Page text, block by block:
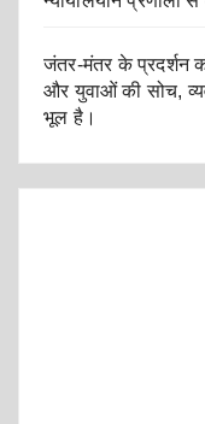
जंतर-मंतर के प्रदर्शन
और युवाओं की सोच,
भूल है।